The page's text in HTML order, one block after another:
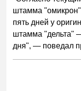
штамма "омикрон"
пять дней у
штамма "дельта"
дня", — поведал